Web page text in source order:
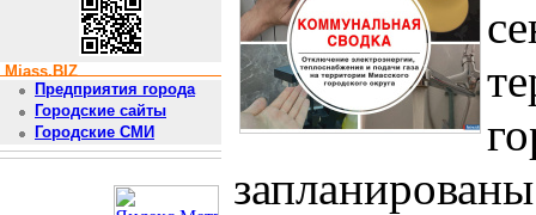
Miass.BIZ
Предприятия города
Городские сайты
Городские СМИ